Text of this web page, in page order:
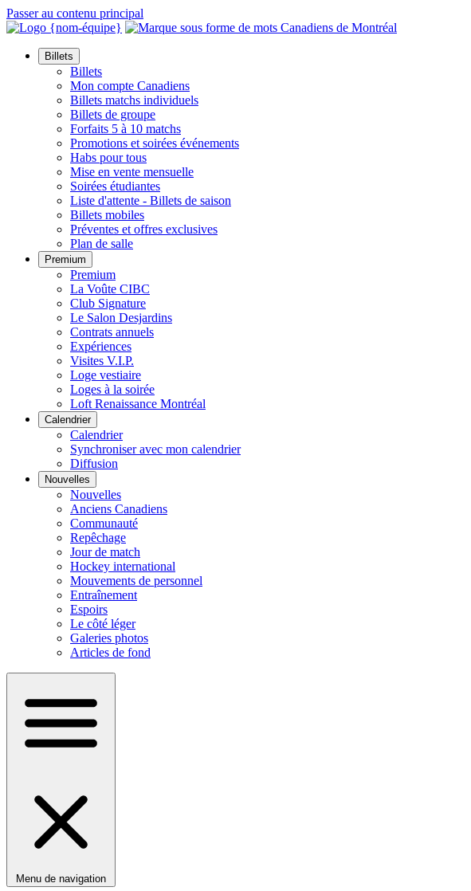
Passer au contenu principal
Billets
Billets
Mon compte Canadiens
Billets matchs individuels
Billets de groupe
Forfaits 5 à 10 matchs
Promotions et soirées événements
Habs pour tous
Mise en vente mensuelle
Soirées étudiantes
Liste d'attente - Billets de saison
Billets mobiles
Préventes et offres exclusives
Plan de salle
Premium
Premium
La Voûte CIBC
Club Signature
Le Salon Desjardins
Contrats annuels
Expériences
Visites V.I.P.
Loge vestiaire
Loges à la soirée
Loft Renaissance Montréal
Calendrier
Calendrier
Synchroniser avec mon calendrier
Diffusion
Nouvelles
Nouvelles
Anciens Canadiens
Communauté
Repêchage
Jour de match
Hockey international
Mouvements de personnel
Entraînement
Espoirs
Le côté léger
Galeries photos
Articles de fond
Menu de navigation